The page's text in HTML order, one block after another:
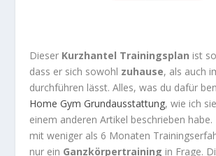
Dieser Kurzhantel Trainingsplan ist
dass er sich sowohl zuhause, als auch
durchführen lässt. Alles, was du dafür
Home Gym Grundausstattung, wie ich
einem anderen Artikel beschrieben
mit weniger als 6 Monaten
nur ein Ganzkörpertraining in Frage.